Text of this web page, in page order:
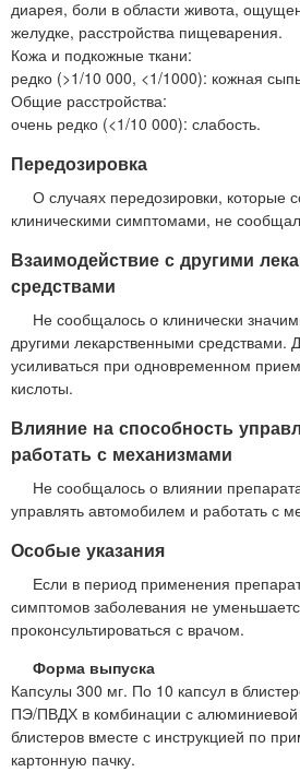
диарея, боли в области живота,
желудке, расстройства пищеварения.
Кожа и подкожные ткани:
редко (>1/10 000, <1/1000): кожная
Общие расстройства:
очень редко (<1/10 000): слабость.
Передозировка
О случаях передозировки, которые
клиническими симптомами, не
Взаимодействие с другими
средствами
Не сообщалось о клинически
другими лекарственными средствами.
усиливаться при одновременном
кислоты.
Влияние на способность
работать с механизмами
Не сообщалось о влиянии
управлять автомобилем и работать с
Особые указания
Если в период применения
симптомов заболевания не
проконсультироваться с врачом.
Форма выпуска
Капсулы 300 мг. По 10 капсул в
ПЭ/ПВДХ в комбинации с
блистеров вместе с инструкцией по
картонную пачку.